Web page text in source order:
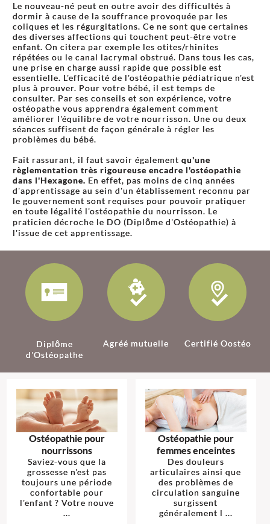
Le nouveau-né peut en outre avoir des difficultés à
dormir à cause de la souffrance provoquée par les
coliques et les régurgitations. Ce ne sont que certaines
des diverses affections qui touchent peut-être votre
enfant. On citera par exemple les otites/rhinites
répétées ou le canal lacrymal obstrué. Dans tous les cas,
une prise en charge aussi rapide que possible est
essentielle. L'efficacité de l'ostéopathie pédiatrique n'est
plus à prouver. Pour votre bébé, il est temps de
consulter. Par ses conseils et son expérience, votre
ostéopathe vous apprendra également comment
améliorer l'équilibre de votre nourrisson. Une ou deux
séances suffisent de façon générale à régler les
problèmes du bébé.
Fait rassurant, il faut savoir également qu'une
règlementation très rigoureuse encadre l'ostéopathie
dans l'Hexagone. En effet, pas moins de cinq années
d'apprentissage au sein d'un établissement reconnu par
le gouvernement sont requises pour pouvoir pratiquer
en toute légalité l'ostéopathie du nourrisson. Le
praticien décroche le DO (Diplôme d'Ostéopathie) à
l'issue de cet apprentissage.
Diplôme
d'Ostéopathe
Agréé mutuelle Certifié Oostéo
Ostéopathie pour
nourrissons
Saviez-vous que la
grossesse n'est pas
toujours une période
confortable pour
l'enfant ? Votre nouve
...
Ostéopathie pour
femmes enceintes
Des douleurs
articulaires ainsi que
des problèmes de
circulation sanguine
surgissent
généralement l ...